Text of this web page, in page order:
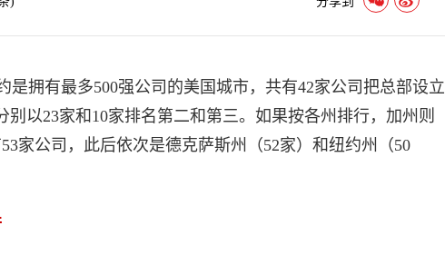
拥有最多500强公司的美国城市，共有42家公司把总部设立
以23家和10家排名第二和第三。如果按各州排行，加州则
家公司，此后依次是德克萨斯州（52家）和纽约州（50